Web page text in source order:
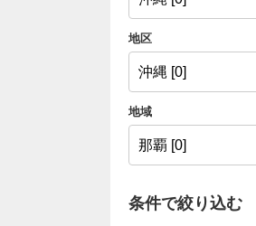
地区
地域
条件で絞り込む